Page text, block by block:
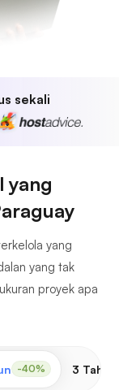
sekali
yang
yang
yang tak
proyek apa
-40% 3 Tahun